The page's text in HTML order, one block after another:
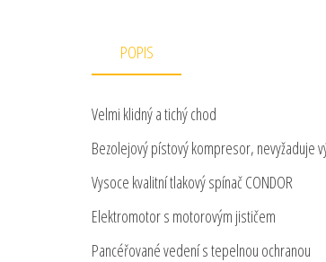
POPIS
Velmi klidný a tichý chod
Bezolejový pístový kompresor, nevyžaduje
Vysoce kvalitní tlakový spínač CONDOR
Elektromotor s motorovým jističem
Pancéřované vedení s tepelnou ochranou